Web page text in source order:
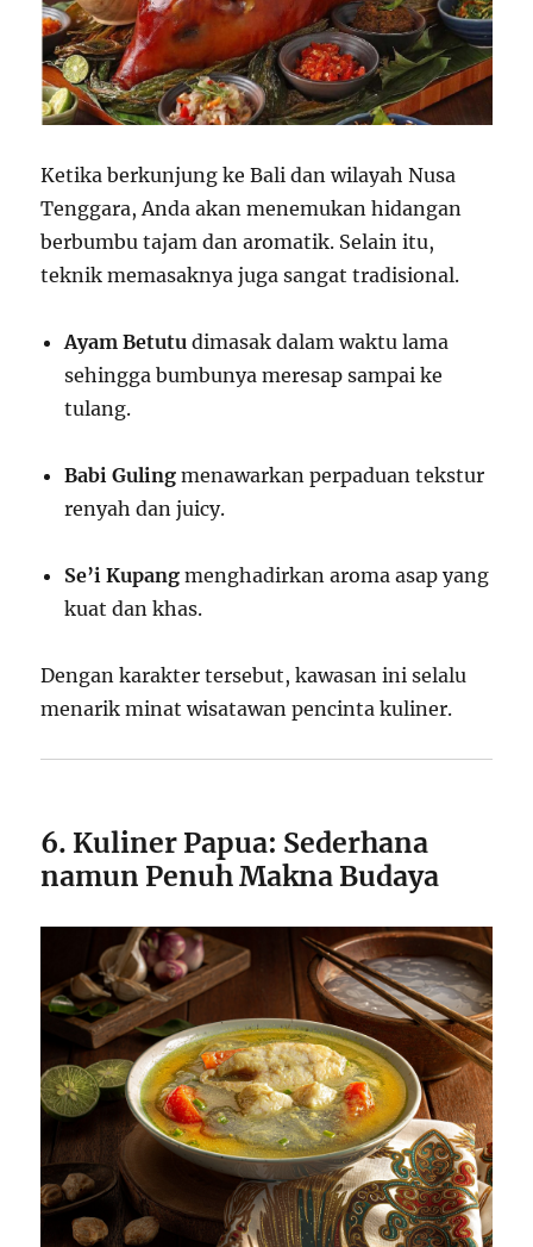
Ketika berkunjung ke Bali dan wilayah Nusa
Tenggara, Anda akan menemukan hidangan
berbumbu tajam dan aromatik. Selain itu,
teknik memasaknya juga sangat tradisional.
Ayam Betutu dimasak dalam waktu lama
sehingga bumbunya meresap sampai ke
tulang.
Babi Guling menawarkan perpaduan tekstur
renyah dan juicy.
Se’i Kupang menghadirkan aroma asap yang
kuat dan khas.
Dengan karakter tersebut, kawasan ini selalu
menarik minat wisatawan pencinta kuliner.
6. Kuliner Papua: Sederhana
namun Penuh Makna Budaya